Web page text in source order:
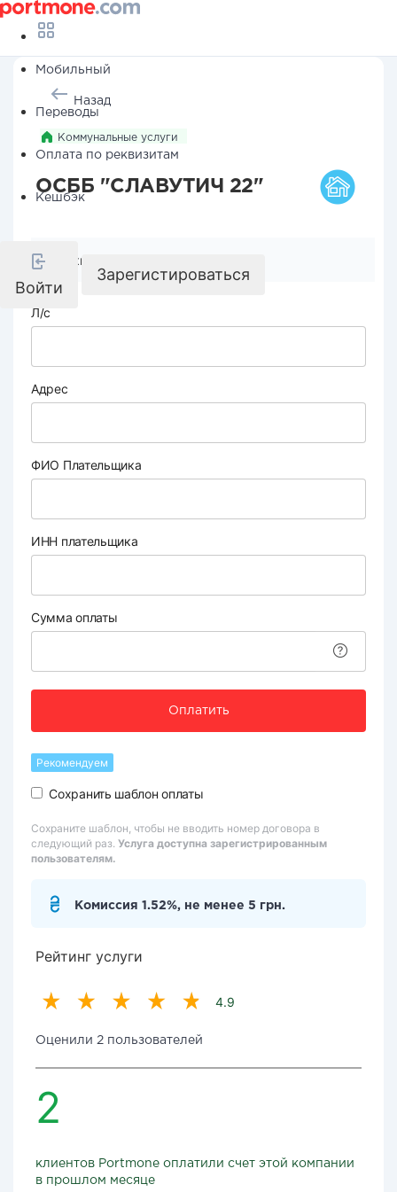
Мобильный
Переводы
Оплата по реквизитам
Кешбэк
Войти
Зарегистироваться
Назад
Коммунальные услуги
ОСББ "СЛАВУТИЧ 22"
Реквизиты компании
Л/с
Адрес
ФИО Плательщика
ИНН плательщика
Сумма оплаты
Оплатить
Рекомендуем
Сохранить шаблон оплаты
Сохраните шаблон, чтобы не вводить номер договора в
следующий раз. Услуга доступна зарегистрированным
пользователям.
Комиссия 1.52%, не менее 5 грн.
Рейтинг услуги
4.9
Оценили 2 пользователей
2
клиентов Portmone оплатили счет этой компании
в прошлом месяце